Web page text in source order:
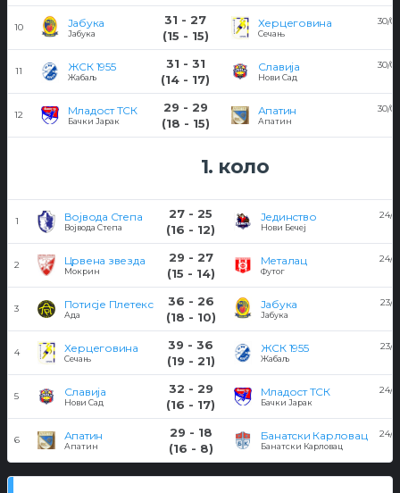
10 Јабука
Јабука
31 - 27
(15 - 15)
Херцеговина
Сечањ
30/
11 ЖСК 1955
Жабаљ
31 - 31
(14 - 17)
Славија
Нови Сад
30/
12 Младост ТСК
Бачки Јарак
29 - 29
(18 - 15)
Апатин
Апатин
30/
1. коло
1 Војвода Степа
Војвода Степа
27 - 25
(16 - 12)
Јединство
Нови Бечеј
24/
2 Црвена звезда
Мокрин
29 - 27
(15 - 14)
Металац
Футог
24/
3 Потисје Плетекс
Ада
36 - 26
(18 - 10)
Јабука
Јабука
23/
4 Херцеговина
Сечањ
39 - 36
(19 - 21)
ЖСК 1955
Жабаљ
23/
5 Славија
Нови Сад
32 - 29
(16 - 17)
Младост ТСК
Бачки Јарак
24/
6 Апатин
Апатин
29 - 18
(16 - 8)
Банатски Карловац
Банатски Карловац
24/